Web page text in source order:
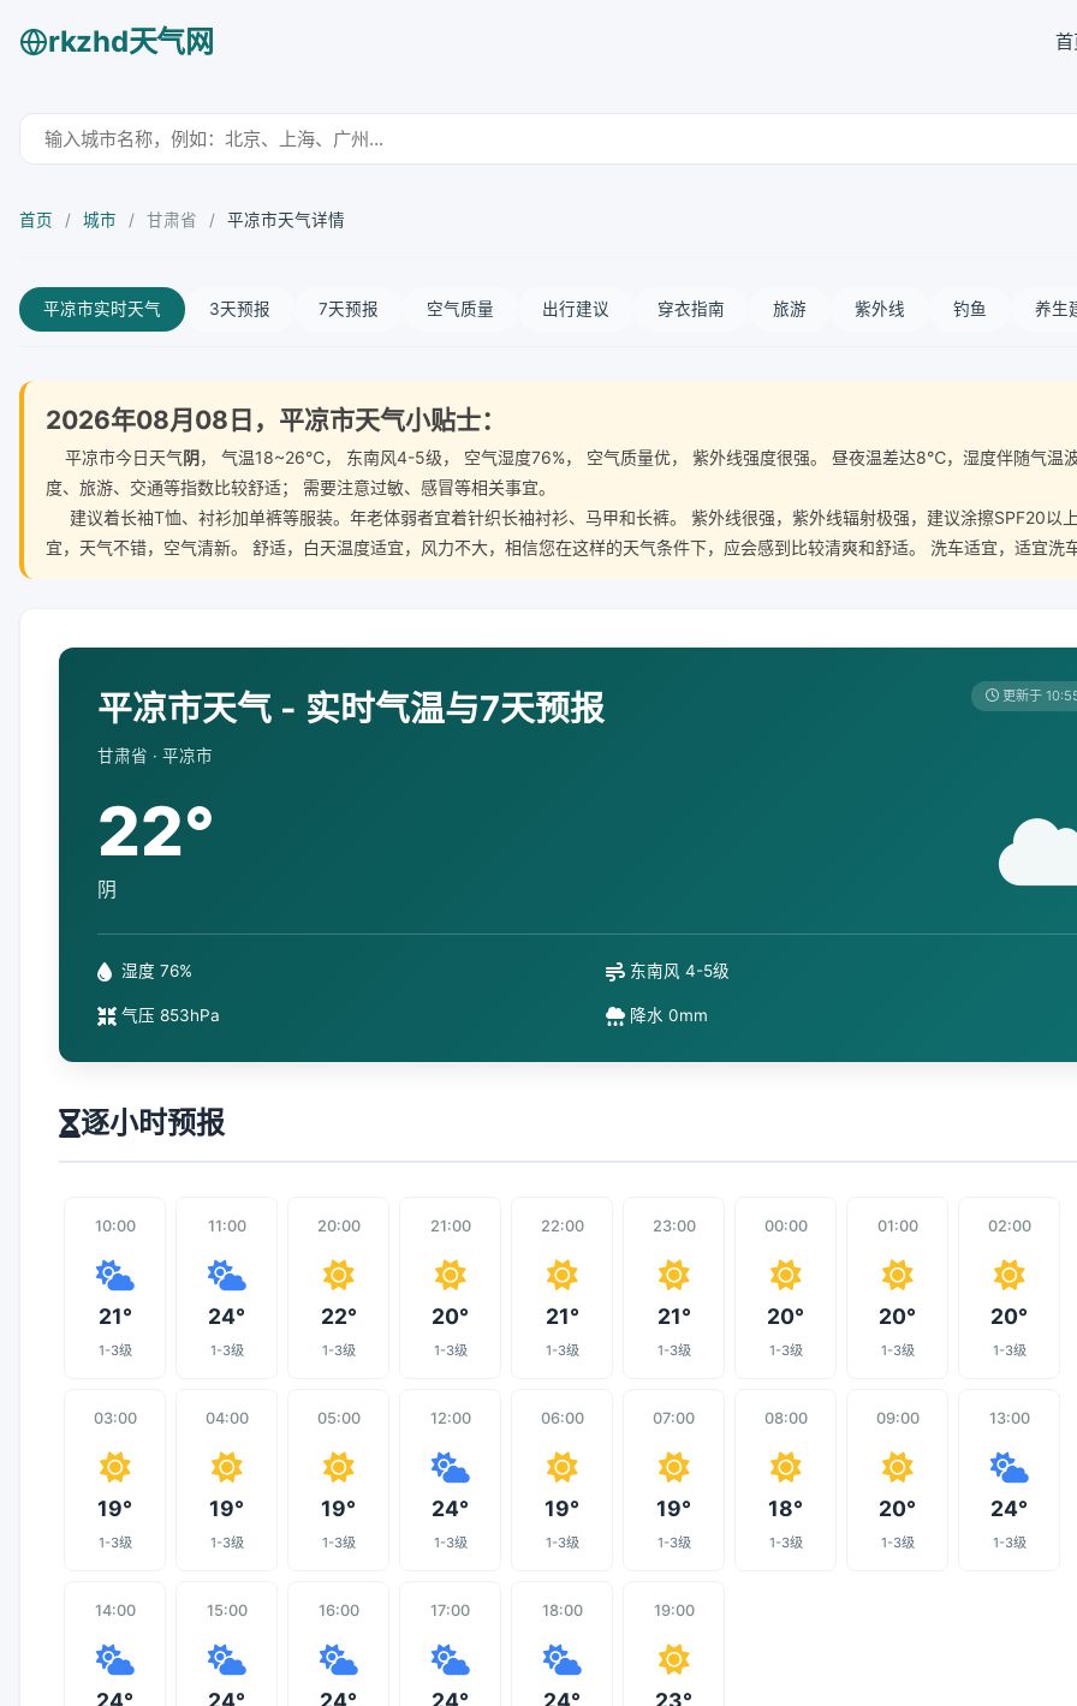
rkzhd天气网
首页 / 城市 / 甘肃省 / 平凉市天气详情
平凉市实时天气 3天预报 7天预报 空气质量 出行建议 穿衣指南 旅游 紫外线 钓鱼 养生
2026年08月08日，平凉市天气小贴士：
平凉市今日天气阴， 气温18~26℃， 东南风4-5级， 空气湿度76%， 空气质量优， 紫外线强度很强。 昼夜温差达8℃，湿度伴随气温
度、旅游、交通等指数比较舒适； 需要注意过敏、感冒等相关事宜。
建议着长袖T恤、衬衫加单裤等服装。年老体弱者宜着针织长袖衬衫、马甲和长裤。 紫外线很强，紫外线辐射极强，建议涂擦SPF20以
宜，天气不错，空气清新。 舒适，白天温度适宜，风力不大，相信您在这样的天气条件下，应会感到比较清爽和舒适。 洗车适宜，适宜洗
平凉市天气 - 实时气温与7天预报
甘肃省 · 平凉市
更新于
22°
阴
湿度 76% 东南风 4-5级
气压 853hPa 降水 0mm
逐小时预报
10:00
21°
1-3级
11:00
24°
1-3级
20:00
22°
1-3级
21:00
20°
1-3级
22:00
21°
1-3级
23:00
21°
1-3级
00:00
20°
1-3级
01:00
20°
1-3级
02:00
20°
1-3级
03:00
19°
1-3级
04:00
19°
1-3级
05:00
19°
1-3级
12:00
24°
1-3级
06:00
19°
1-3级
07:00
19°
1-3级
08:00
18°
1-3级
09:00
20°
1-3级
13:00
24°
1-3级
14:00
24°
15:00
24°
16:00
24°
17:00
24°
18:00
24°
19:00
23°